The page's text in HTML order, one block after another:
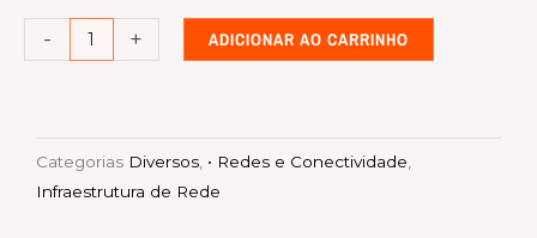
-
Ópticas
Óptico)
quantidade
+ ADICIONAR AO CARRINHO
Categorias Diversos • Redes e Conectividade
Infraestrutura de Rede